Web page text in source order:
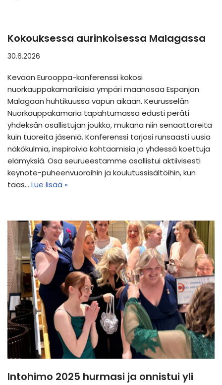
Kokouksessa aurinkoisessa Malagassa
30.6.2026
Kevään Eurooppa-konferenssi kokosi
nuorkauppakamarilaisia ympäri maanosaa Espanjan
Malagaan huhtikuussa vapun aikaan. Keurusselän
Nuorkauppakamaria tapahtumassa edusti peräti
yhdeksän osallistujan joukko, mukana niin senaattoreita
kuin tuoreita jäseniä. Konferenssi tarjosi runsaasti uusia
näkökulmia, inspiroivia kohtaamisia ja yhdessä koettuja
elämyksiä. Osa seurueestamme osallistui aktiivisesti
keynote-puheenvuoroihin ja koulutussisältöihin, kun
taas… Lue lisää »
Intohimo 2025 hurmasi ja onnistui yli